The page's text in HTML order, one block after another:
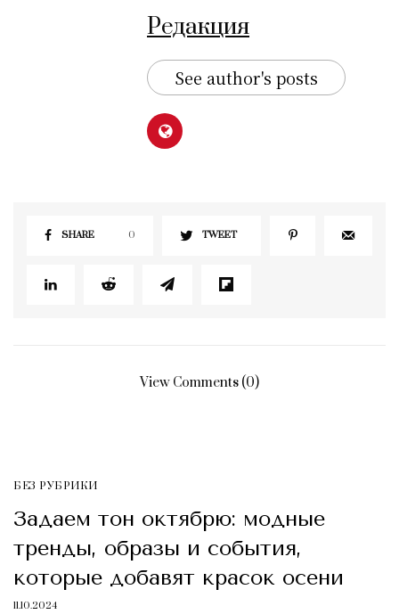
Редакция
See author's posts
SHARE 0 TWEET
View Comments (0)
БЕЗ РУБРИКИ
Задаем тон октябрю: модные
тренды, образы и события,
которые добавят красок осени
11.10.2024